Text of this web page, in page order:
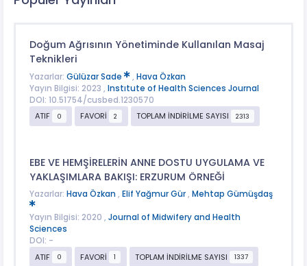
Doğum Ağrısının Yönetiminde Kullanılan Masaj
Teknikleri
Yazarlar: Gülüzar Sade , Hava Özkan
Yayın Bilgisi: 2023 , Instıtute of Health Sciences Journal
DOI: 10.51754/cusbed.1230570
ATIF
0 FAVORİ 2 TOPLAM İNDİRİLME SAYISI 2313
EBE VE HEMŞİRELERİN ANNE DOSTU UYGULAMA VE
YAKLAŞIMLARA BAKIŞI: ERZURUM ÖRNEĞİ
Yazarlar: Hava Özkan , Elif Yağmur Gür, Mehtap Gümüşdaş
Yayın Bilgisi: 2020 , Journal of Midwifery and Health
Sciences
DOI: -
ATIF
0 FAVORİ 1 TOPLAM İNDİRİLME SAYISI 1337